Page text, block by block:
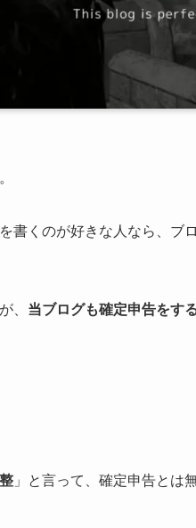
書くのが好きな人なら、ブ
、 当ブログも確定申告をす
」と言って、確定申告とは